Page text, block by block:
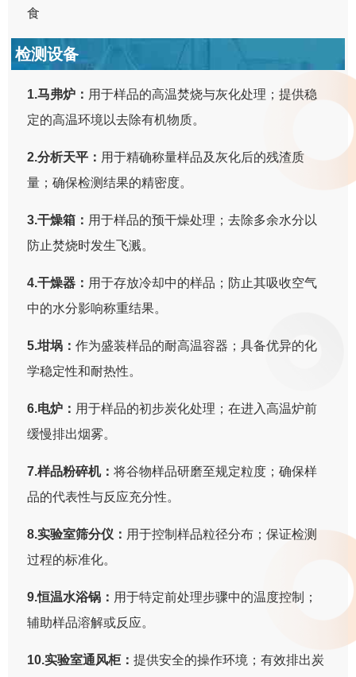
食
检测设备
1.马弗炉： 用于样品的高温焚烧与灰化处理；提供稳
定的高温环境以去除有机物质。
2.分析天平： 用于精确称量样品及灰化后的残渣质
量；确保检测结果的精密度。
3.干燥箱： 用于样品的预干燥处理；去除多余水分以
防止焚烧时发生飞溅。
4.干燥器： 用于存放冷却中的样品；防止其吸收空气
中的水分影响称重结果。
5.坩埚：作为盛装样品的耐高温容器；具备优异的化
学稳定性和耐热性。
6.电炉： 用于样品的初步炭化处理；在进入高温炉前
缓慢排出烟雾。
7.样品粉碎机：将谷物样品研磨至规定粒度；确保样
品的代表性与反应充分性。
8.实验室筛分仪： 用于控制样品粒径分布；保证检测
过程的标准化。
9.恒温水浴锅： 用于特定前处理步骤中的温度控制；
辅助样品溶解或反应。
10.实验室通风柜：提供安全的操作环境；有效排出炭